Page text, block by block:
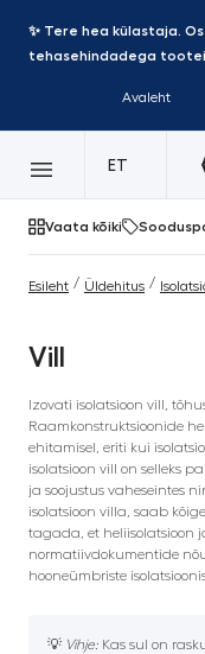
✨ Tere hea külastaja.
tehasehindadega
Avaleht
ET
Vaata kõiki
Esileht / Üldehitus /
Vill
Izovati isolatsioon vill,
Raamkonstruktsioonide
ehitamisel, eriti kui
isolatsioon vill on selleks
ja soojustus vaheseintes
isolatsioon villa, saab
tagada, et heliisolatsioon
normatiivdokumentide
hooneümbriste
💡 Vihje: Kas sul on